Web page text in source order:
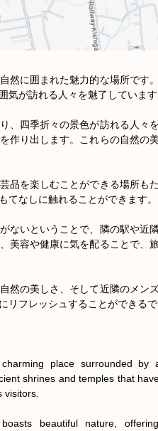
然に囲まれた魅力的な場所です
が訪れる人々を魅了しています
、四季折々の景色が訪れる人々
作り出します。これらの自然の
品を楽しむことができる場所も
てなしに触れることができます。
ないということで、隣の駅や近
美容や健康に気を配ることで、
然の美しさ、そして近隣のメン
フレッシュすることができるで
place surrounded by
shrines and temples that
beautiful nature,